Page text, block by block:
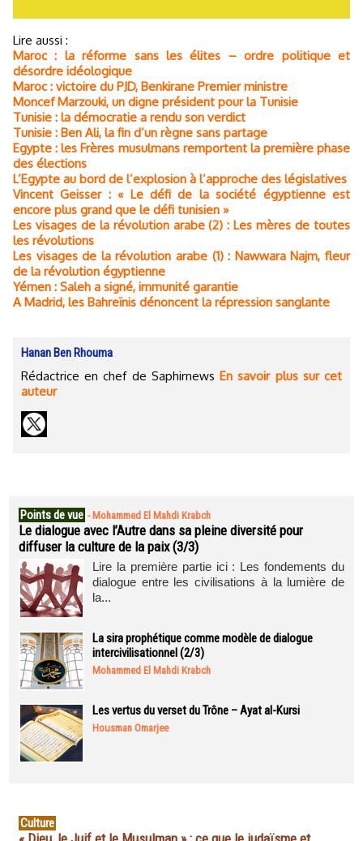
Lire aussi :
Maroc : la réforme sans les élites – ordre politique et
désordre idéologique
Maroc : victoire du PJD, Benkirane Premier ministre
Moncef Marzouki, un digne président pour la Tunisie
Tunisie : la démocratie a rendu son verdict
Tunisie : Ben Ali, la fin d’un règne sans partage
Egypte : les Frères musulmans remportent la première phase
des élections
L’Egypte au bord de l’explosion à l’approche des législatives
Vincent Geisser : « Le défi de la société égyptienne est
encore plus grand que le défi tunisien »
Les visages de la révolution arabe (2) : Les mères de toutes
les révolutions
Les visages de la révolution arabe (1) : Nawwara Najm, fleur
de la révolution égyptienne
Yémen : Saleh a signé, immunité garantie
A Madrid, les Bahreïnis dénoncent la répression sanglante
Hanan Ben Rhouma
Rédactrice en chef de Saphirnews En savoir plus sur cet
auteur
Points de vue - Mohammed El Mahdi Krabch
Le dialogue avec l’Autre dans sa pleine diversité pour
diffuser la culture de la paix (3/3)
Lire la première partie ici : Les fondements du
dialogue entre les civilisations à la lumière de
la...
La sira prophétique comme modèle de dialogue
intercivilisationnel (2/3)
Mohammed El Mahdi Krabch
Les vertus du verset du Trône – Ayat al-Kursi
Housman Omarjee
Culture